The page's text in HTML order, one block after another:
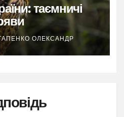
таємничі
ОЛЕКСАНДР